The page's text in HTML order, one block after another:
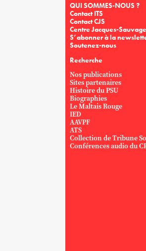
QUI SOMMES-NOUS ?
Contact ITS
Contact CJS
Centre Jacques-
S’abonner à la
Soutenez-nous
Recherche
Nos publications
Sites partenaires
Histoire du PSU
Biographies
Le Maltais Rouge
IED
AAVPF
ATS
Collection de Tribune
Conférences audio du